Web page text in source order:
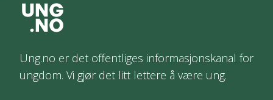
Ung.no er det offentliges informasjonskanal for
ungdom. Vi gjør det litt lettere å være ung.